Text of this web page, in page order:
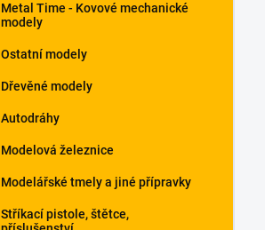
Metal Time - Kovové mechanické
modely
Ostatní modely
Dřevěné modely
Autodráhy
Modelová železnice
Modelářské tmely a jiné přípravky
Stříkací pistole, štětce,